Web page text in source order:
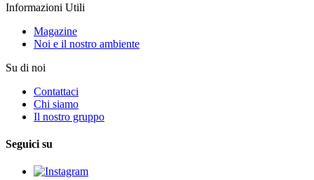
Informazioni Utili
Magazine
Noi e il nostro ambiente
Su di noi
Contattaci
Chi siamo
Il nostro gruppo
Seguici su